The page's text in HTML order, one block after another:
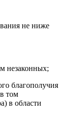
не ниже
незаконных;
благополучия
том
в области